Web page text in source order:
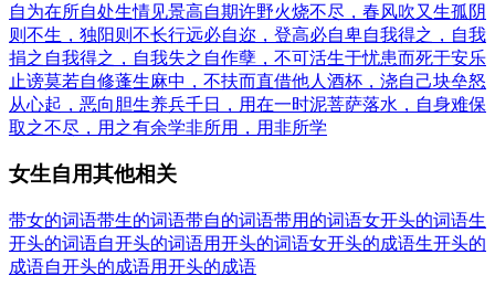
自为在所自处生情见景高自期许野火烧不尽，春风吹又生孤阴
则不生，独阳则不长行远必自迩，登高必自卑自我得之，自我
捐之 自我得之，自我失之 自作孽，不可活生于忧患而死于安乐
止谤莫若自修蓬生麻中，不扶而直借他人酒杯，浇自己块垒怒
从心起，恶向胆生养兵千日，用在一时泥菩萨落水，自身难保
取之不尽，用之有余学非所用，用非所学
女生自用其他相关
带女的词语带生的词语带自的词语带用的词语女开头的词语生
开头的词语自开头的词语用开头的词语女开头的成语生开头的
成语自开头的成语用开头的成语